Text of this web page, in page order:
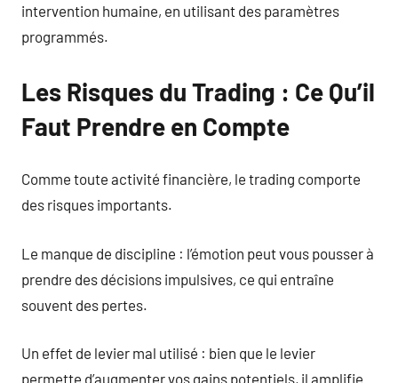
intervention humaine, en utilisant des paramètres
programmés.
Les Risques du Trading : Ce Qu’il
Faut Prendre en Compte
Comme toute activité financière, le trading comporte
des risques importants.
Le manque de discipline : l’émotion peut vous pousser à
prendre des décisions impulsives, ce qui entraîne
souvent des pertes.
Un effet de levier mal utilisé : bien que le levier
permette d’augmenter vos gains potentiels, il amplifie